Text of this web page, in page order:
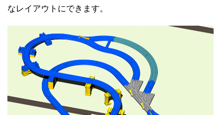
なレイアウトにできます。